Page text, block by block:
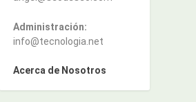
Administración:
info@tecnologia.net
Acerca de Nosotros